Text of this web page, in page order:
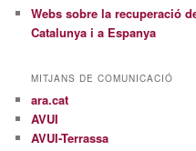
Webs sobre la recuperació
Catalunya i a Espanya
MITJANS DE COMUNICACIÓ
ara.cat
AVUI
AVUI-Terrassa